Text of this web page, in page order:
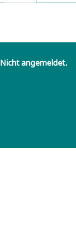
Nicht angemeldet.